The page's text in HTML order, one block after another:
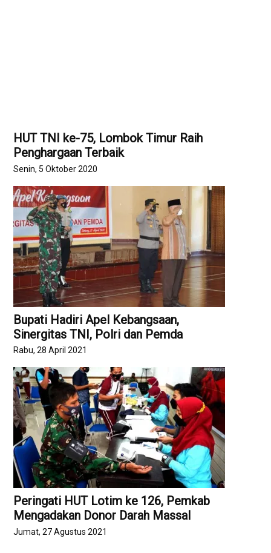
HUT TNI ke-75, Lombok Timur Raih
Penghargaan Terbaik
Senin, 5 Oktober 2020
Bupati Hadiri Apel Kebangsaan,
Sinergitas TNI, Polri dan Pemda
Rabu, 28 April 2021
Peringati HUT Lotim ke 126, Pemkab
Mengadakan Donor Darah Massal
Jumat, 27 Agustus 2021